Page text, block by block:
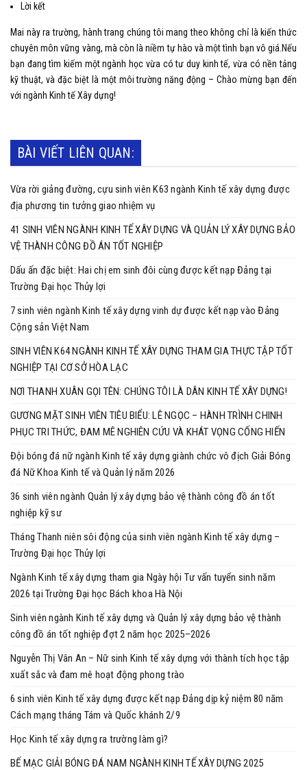
Lời kết
Mai này ra trường, hành trang chúng tôi mang theo không chỉ là kiến thức
chuyên môn vững vàng, mà còn là niềm tự hào và một tình bạn vô giá.Nếu
bạn đang tìm kiếm một ngành học vừa có tư duy kinh tế, vừa có nền tảng
kỹ thuật, và đặc biệt là một môi trường năng động – Chào mừng bạn đến
với ngành Kinh tế Xây dựng!
BÀI VIẾT LIÊN QUAN:
Vừa rời giảng đường, cựu sinh viên K63 ngành Kinh tế xây dựng được
địa phương tin tưởng giao nhiệm vụ
41 SINH VIÊN NGÀNH KINH TẾ XÂY DỰNG VÀ QUẢN LÝ XÂY DỰNG BẢO
VỆ THÀNH CÔNG ĐỒ ÁN TỐT NGHIỆP
Dấu ấn đặc biệt: Hai chị em sinh đôi cùng được kết nạp Đảng tại
Trường Đại học Thủy lợi
7 sinh viên ngành Kinh tế xây dựng vinh dự được kết nạp vào Đảng
Cộng sản Việt Nam
SINH VIÊN K64 NGÀNH KINH TẾ XÂY DỰNG THAM GIA THỰC TẬP TỐT
NGHIỆP TẠI CƠ SỞ HÒA LẠC
NƠI THANH XUÂN GỌI TÊN: CHÚNG TÔI LÀ DÂN KINH TẾ XÂY DỰNG!
GƯƠNG MẶT SINH VIÊN TIÊU BIỂU: LÊ NGỌC – HÀNH TRÌNH CHINH
PHỤC TRI THỨC, ĐAM MÊ NGHIÊN CỨU VÀ KHÁT VỌNG CỐNG HIẾN
Đội bóng đá nữ ngành Kinh tế xây dựng giành chức vô địch Giải Bóng
đá Nữ Khoa Kinh tế và Quản lý năm 2026
36 sinh viên ngành Quản lý xây dựng bảo vệ thành công đồ án tốt
nghiệp kỹ sư
Tháng Thanh niên sôi động của sinh viên ngành Kinh tế xây dựng –
Trường Đại học Thủy lợi
Ngành Kinh tế xây dựng tham gia Ngày hội Tư vấn tuyển sinh năm
2026 tại Trường Đại học Bách khoa Hà Nội
Sinh viên ngành Kinh tế xây dựng và Quản lý xây dựng bảo vệ thành
công đồ án tốt nghiệp đợt 2 năm học 2025–2026
Nguyễn Thị Vân An – Nữ sinh Kinh tế xây dựng với thành tích học tập
xuất sắc và đam mê hoạt động phong trào
6 sinh viên Kinh tế xây dựng được kết nạp Đảng dịp kỷ niệm 80 năm
Cách mạng tháng Tám và Quốc khánh 2/9
Học Kinh tế xây dựng ra trường làm gì?
BẾ MẠC GIẢI BÓNG ĐÁ NAM NGÀNH KINH TẾ XÂY DỰNG 2025